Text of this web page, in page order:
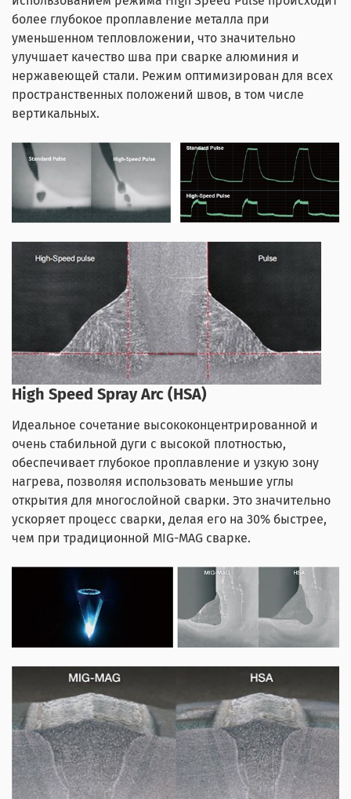
более глубокое проплавление металла при
уменьшенном тепловложении, что значительно
улучшает качество шва при сварке алюминия и
нержавеющей стали. Режим оптимизирован для всех
пространственных положений швов, в том числе
вертикальных.
High Speed Spray Arc (HSA)
Идеальное сочетание высококонцентрированной и
очень стабильной дуги с высокой плотностью,
обеспечивает глубокое проплавление и узкую зону
нагрева, позволяя использовать меньшие углы
открытия для многослойной сварки. Это значительно
ускоряет процесс сварки, делая его на 30% быстрее,
чем при традиционной MIG-MAG сварке.